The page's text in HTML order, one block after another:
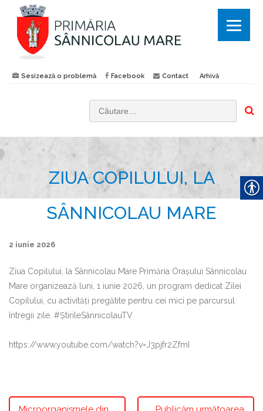
Sesizează o problemă Facebook Contact Arhivă
:
ZIUA COPILULUI, LA
SÂNNICOLAU MARE
2 iunie 2026
Ziua Copilului, la Sânnicolau Mare Primăria Orașului Sânnicolau
Mare organizează luni, 1 iunie 2026, un program dedicat Zilei
Copilului, cu activități pregătite pentru cei mici pe parcursul
întregii zile. #ȘtirileSânnicolauTV
https://www.youtube.com/watch?v=J3pjfr2ZfmI